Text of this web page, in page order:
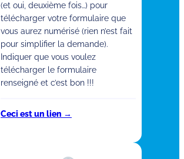
(et oui, deuxième fois…) pour
télécharger votre formulaire que
vous aurez numérisé (rien n’est fait
pour simplifier la demande).
Indiquer que vous voulez
télécharger le formulaire
renseigné et c’est bon !!!
Ceci est un lien →